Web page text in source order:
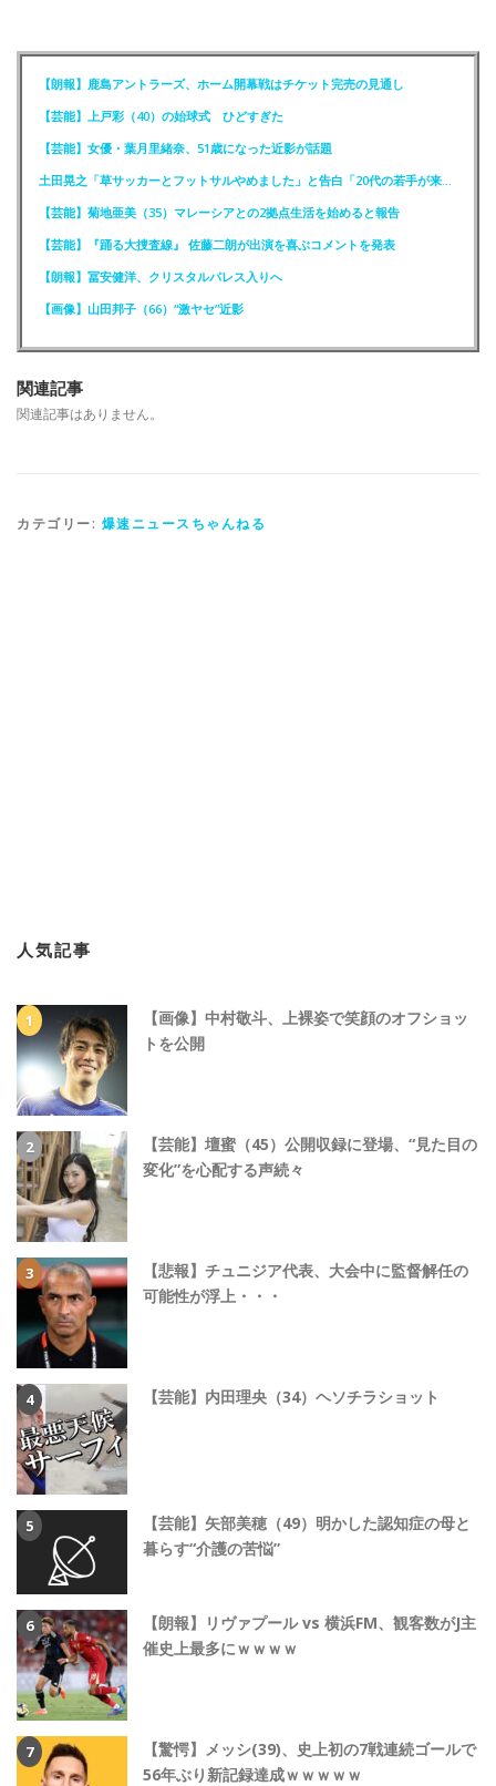
【朗報】鹿島アントラーズ、ホーム開幕戦はチケット完売の見通し
【芸能】上戸彩（40）の始球式 ひどすぎた
【芸能】女優・葉月里緒奈、51歳になった近影が話題
土田晃之「草サッカーとフットサルやめました」と告白「20代の若手が来るんです。つまんなくて」
【芸能】菊地亜美（35）マレーシアとの2拠点生活を始めると報告
【芸能】『踊る大捜査線』 佐藤二朗が出演を喜ぶコメントを発表
【朗報】冨安健洋、クリスタルパレス入りへ
【画像】山田邦子（66）“激ヤセ”近影
関連記事
関連記事はありません。
カテゴリー: 爆速ニュースちゃんねる
人気記事
【画像】中村敬斗、上裸姿で笑顔のオフショッ
トを公開
【芸能】壇蜜（45）公開収録に登場、“見た目の
変化”を心配する声続々
【悲報】チュニジア代表、大会中に監督解任の
可能性が浮上・・・
【芸能】内田理央（34）ヘソチラショット
【芸能】矢部美穂（49）明かした認知症の母と
暮らす“介護の苦悩”
【朗報】リヴァプール vs 横浜FM、観客数がJ主
催史上最多にｗｗｗｗ
【驚愕】メッシ(39)、史上初の7戦連続ゴールで
56年ぶり新記録達成ｗｗｗｗｗ